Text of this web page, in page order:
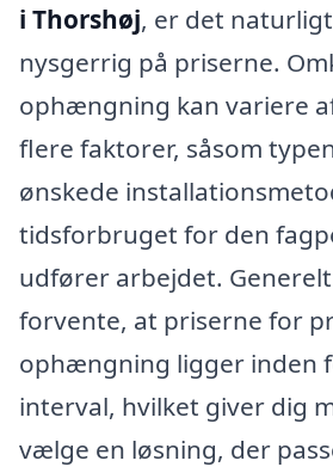
i Thorshøj, er det
nysgerrig på priserne.
ophængning kan variere
flere faktorer, såsom
ønskede
tidsforbruget for den
udfører arbejdet.
forvente, at priserne for
ophængning ligger inden
interval, hvilket giver dig
vælge en løsning, der